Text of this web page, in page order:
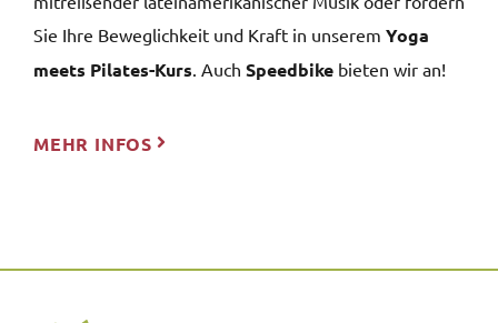
Sie Ihre Beweglichkeit und Kraft in unserem Yoga
meets Pilates-Kurs . Auch Speedbike bieten wir an!
MEHR INFOS